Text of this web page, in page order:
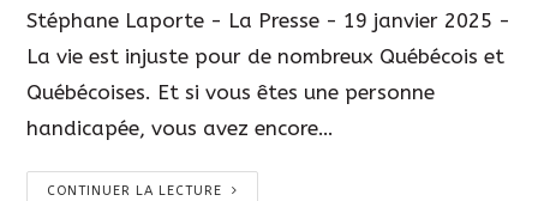
Stéphane Laporte - La Presse - 19 janvier 2025 -
La vie est injuste pour de nombreux Québécois et
Québécoises. Et si vous êtes une personne
handicapée, vous avez encore…
CONTINUER LA LECTURE